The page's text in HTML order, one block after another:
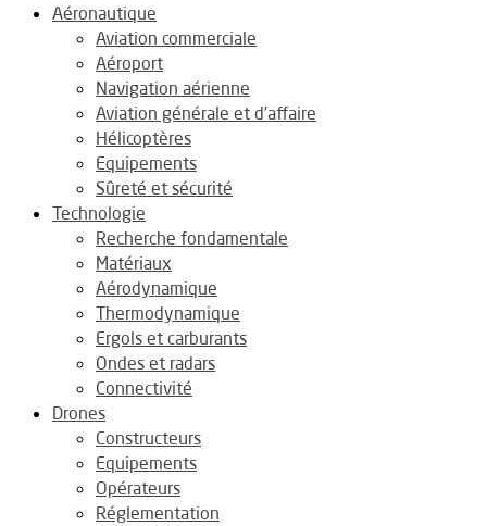
Aéronautique
Aviation commerciale
Aéroport
Navigation aérienne
Aviation générale et d’affaire
Hélicoptères
Equipements
Sûreté et sécurité
Technologie
Recherche fondamentale
Matériaux
Aérodynamique
Thermodynamique
Ergols et carburants
Ondes et radars
Connectivité
Drones
Constructeurs
Equipements
Opérateurs
Réglementation